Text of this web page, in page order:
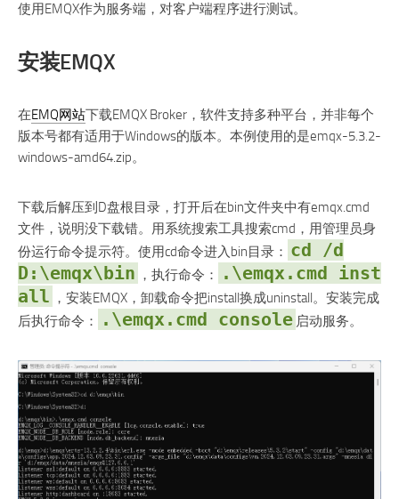
使用EMQX作为服务端，对客户端程序进行测试。
安装EMQX
在EMQ网站下载EMQX Broker，软件支持多种平台，并非每个
版本号都有适用于Windows的版本。本例使用的是emqx-5.3.2-
windows-amd64.zip。
下载后解压到D盘根目录，打开后在bin文件夹中有emqx.cmd
文件，说明没下载错。用系统搜索工具搜索cmd，用管理员身
份运行命令提示符。使用cd命令进入bin目录： cd /d
D:\emqx\bin ，执行命令：
.\emqx.cmd inst
all ，安装EMQX，卸载命令把install换成uninstall。安装完成
后执行命令：
.\emqx.cmd console 启动服务。